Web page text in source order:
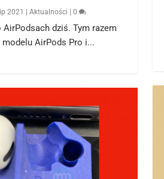
2021 |Aktualności |0
AirPodsach dziś. Tym razem
AirPods Pro i...